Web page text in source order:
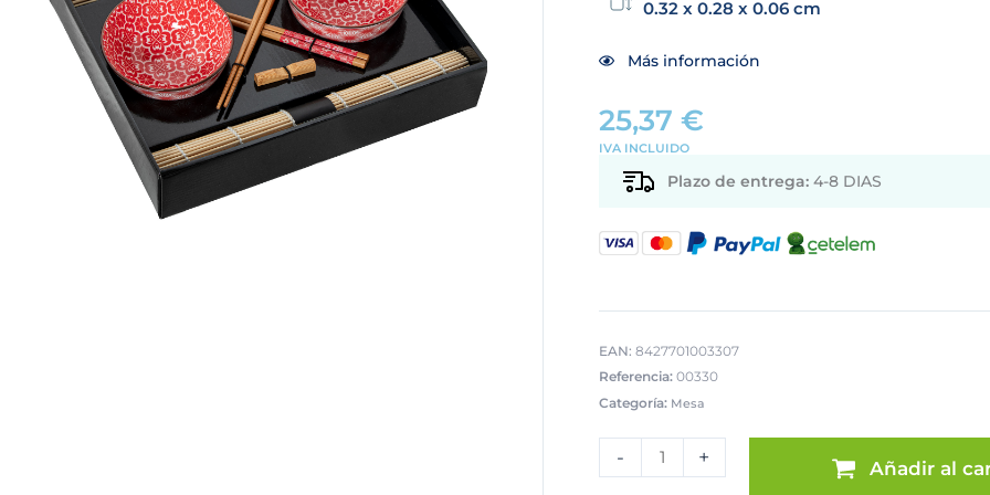
0.32 x 0.28 x 0.06 cm
Más información
25,37 €
IVA INCLUIDO
Plazo de entrega:4-8 DIAS
EAN: 8427701003307
Referencia: 00330
Categoría: Mesa
-
CUENCOS
+ Añadir al